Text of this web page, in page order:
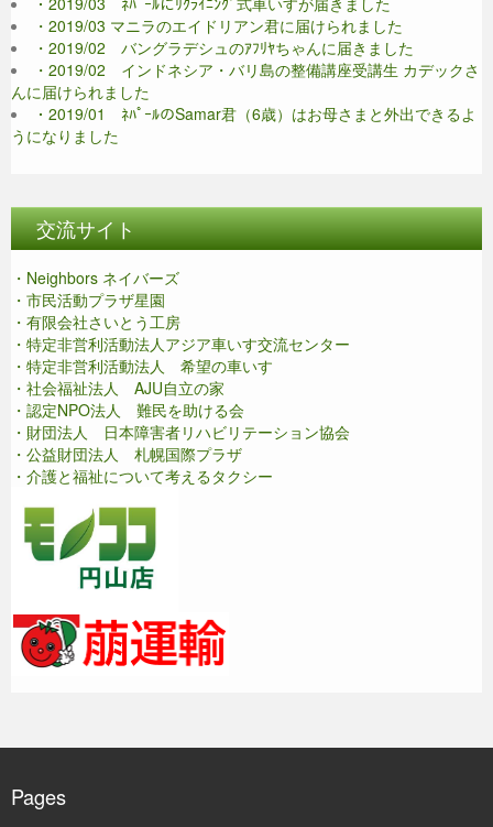
・2019/03 マニラのエイドリアン君に届けられました
・2019/02 バングラデシュのｱﾌﾘﾔちゃんに届きました
・2019/02 インドネシア・バリ島の整備講座受講生 カデックさ
んに届けられました
・2019/01 ﾈﾊﾟｰﾙのSamar君（6歳）はお母さまと外出できるよ
うになりました
交流サイト
・Neighbors ネイバーズ
・市民活動プラザ星園
・有限会社さいとう工房
・特定非営利活動法人アジア車いす交流センター
・特定非営利活動法人 希望の車いす
・社会福祉法人 AJU自立の家
・認定NPO法人 難民を助ける会
・財団法人 日本障害者リハビリテーション協会
・公益財団法人 札幌国際プラザ
・介護と福祉について考えるタクシー
Pages